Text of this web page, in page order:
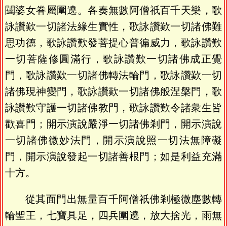
闥婆女眷屬圍遶。各奏無數阿僧祇百千天樂，歌
詠讚歎一切諸法緣生實性，歌詠讚歎一切諸佛難
思功德，歌詠讚歎發菩提心普徧威力，歌詠讚歎
一切菩薩修圓滿行，歌詠讚歎一切諸佛成正覺
門，歌詠讚歎一切諸佛轉法輪門，歌詠讚歎一切
諸佛現神變門，歌詠讚歎一切諸佛般涅槃門，歌
詠讚歎守護一切諸佛教門，歌詠讚歎令諸衆生皆
歡喜門；開示演說嚴淨一切諸佛剎門，開示演說
一切諸佛微妙法門，開示演說照一切法無障礙
門，開示演說發起一切諸善根門；如是利益充滿
十方。
從其面門出無量百千阿僧祇佛剎極微塵數轉
輪聖王，七寶具足，四兵圍遶，放大捨光，雨無